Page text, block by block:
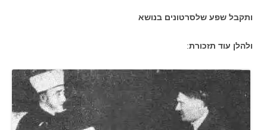
ותקבל שפע שלסרטונים בנושא
ולהלן עוד תזכורת: